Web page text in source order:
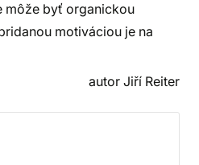
môže byť organickou
motiváciou je na
autor Jiří Reiter